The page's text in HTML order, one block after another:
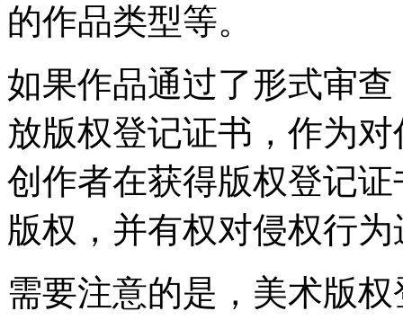
的作品类型等。
如果作品通过了形式审
放版权登记证书，作为
创作者在获得版权登记
版权，并有权对侵权行
需要注意的是，美术版